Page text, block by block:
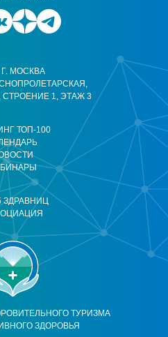
ТУРИЗМА
ЗДОРОВЬЯ
ТОП-100
ЗДРАВНИЦ
Г. МОСКВА
СТРОЕНИЕ 1, ЭТАЖ 3